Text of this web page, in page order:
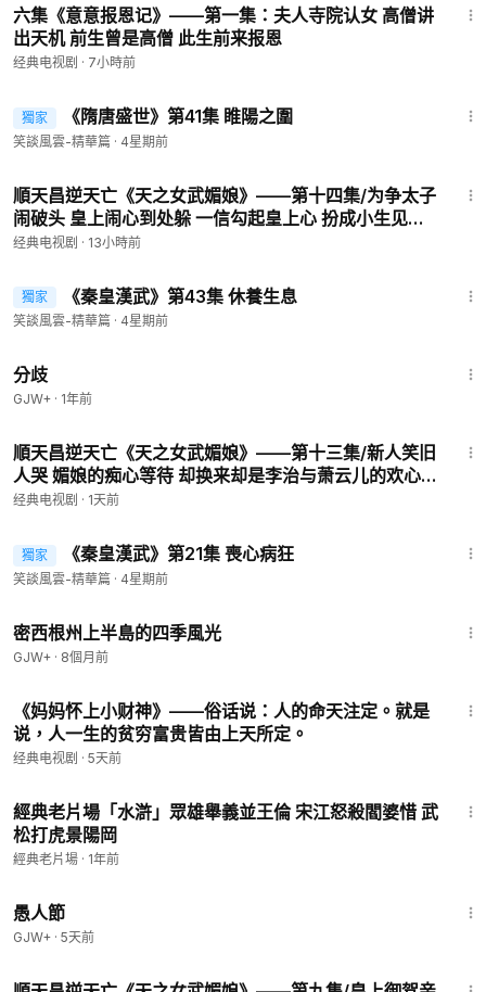
六集《意意报恩记》——第一集：夫人寺院认女 高僧讲
出天机 前生曾是高僧 此生前来报恩
经典电视剧 · 7小時前
會員專享
獨家 《隋唐盛世》第41集 睢陽之圍
笑談風雲-精華篇 · 4星期前
順天昌逆天亡《天之女武媚娘》——第十四集/为争太子
闹破头 皇上闹心到处躲 一信勾起皇上心 扮成小生见媚
娘 多年苦难无处诉 情人怀抱泪水流
经典电视剧 · 13小時前
會員專享
獨家 《秦皇漢武》第43集 休養生息
笑談風雲-精華篇 · 4星期前
分歧
GJW+ · 1年前
順天昌逆天亡《天之女武媚娘》——第十三集/新人笑旧
人哭 媚娘的痴心等待 却换来却是李治与萧云儿的欢心
皇后由于妒忌又开始针对萧云儿
经典电视剧 · 1天前
會員專享
獨家 《秦皇漢武》第21集 喪心病狂
笑談風雲-精華篇 · 4星期前
密西根州上半島的四季風光
GJW+ · 8個月前
《妈妈怀上小财神》——俗话说：人的命天注定。就是
说，人一生的贫穷富贵皆由上天所定。
经典电视剧 · 5天前
經典老片場「水滸」眾雄舉義並王倫 宋江怒殺閻婆惜 武
松打虎景陽岡
經典老片場 · 1年前
愚人節
GJW+ · 5天前